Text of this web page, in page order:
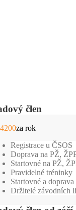
člen
4200za rok
Registrace u ČSOS
Doprava na PŽ,
Startovné na PŽ,
Pravidelné tréninky
Startovné a
Držitelé závodních